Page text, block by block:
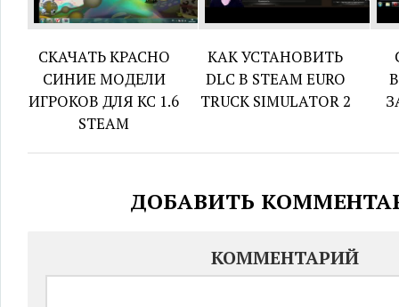
СКАЧАТЬ КРАСНО
СИНИЕ МОДЕЛИ
ИГРОКОВ ДЛЯ КС 1.6
STEAM
КАК УСТАНОВИТЬ
DLC В STEAM EURO
TRUCK SIMULATOR 2
ДОБАВИТЬ
КОММЕНТАРИЙ